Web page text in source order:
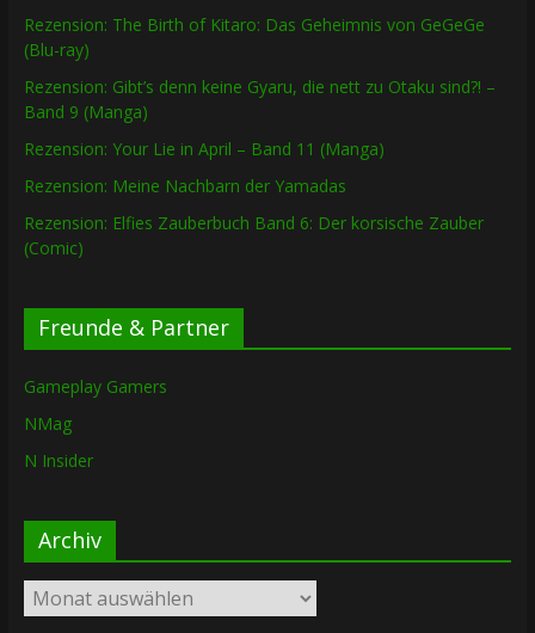
Rezension: The Birth of Kitaro: Das Geheimnis von GeGeGe
(Blu-ray)
Rezension: Gibt’s denn keine Gyaru, die nett zu Otaku sind?! –
Band 9 (Manga)
Rezension: Your Lie in April – Band 11 (Manga)
Rezension: Meine Nachbarn der Yamadas
Rezension: Elfies Zauberbuch Band 6: Der korsische Zauber
(Comic)
Freunde & Partner
Gameplay Gamers
NMag
N Insider
Archiv
Archiv